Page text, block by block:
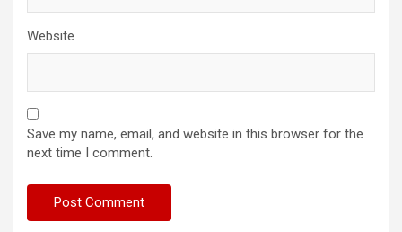
Website
Save my name, email, and website in this browser for the
next time I comment.